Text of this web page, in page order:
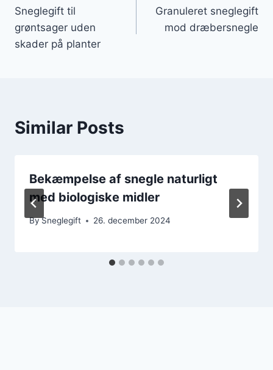
Sneglegift til
grøntsager uden
skader på planter
Granuleret sneglegift
mod dræbersnegle
Similar Posts
Bekæmpelse af snegle naturligt
med biologiske midler
BySneglegift 26. december 2024